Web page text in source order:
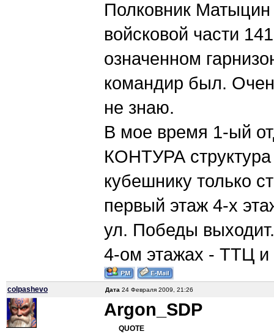
Полковник
войсковой части
означенном
командир был.
не знаю.
В мое время 1-ый
КОНТУРА
кубешнику только
первый этаж 4-х
ул. Победы
4-ом этажах - ТТЦ и
colpashevo Дата 24 Февраля 2009, 21:26
Argon_SDP
QUOTE